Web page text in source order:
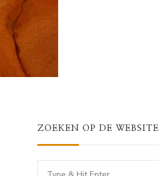
ZOEKEN OP DE WEBSITE
Looking